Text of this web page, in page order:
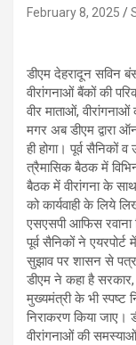
February 8, 2025
डीएम देहरादून सविन
वीरांगनाओं बैंकों की
वीर माताओं,
मगर अब डीएम द्वारा
ही होगा। पूर्व
त्रैमासिक बैठक में
बैठक में वीरांगना के
को कार्यवाही के लिये
एसएसपी आफिस रवाना
पूर्व सैनिकों ने
सुझाव पर शासन से
डीएम ने कहा है
मुख्यमंत्री के भी स्पष्ट
निराकरण किया जाए।
वीरांगनाओं की